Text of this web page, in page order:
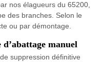
nos élagueurs du 65200,
des branches. Selon le
ou par démontage.
manuel
suppression définitive